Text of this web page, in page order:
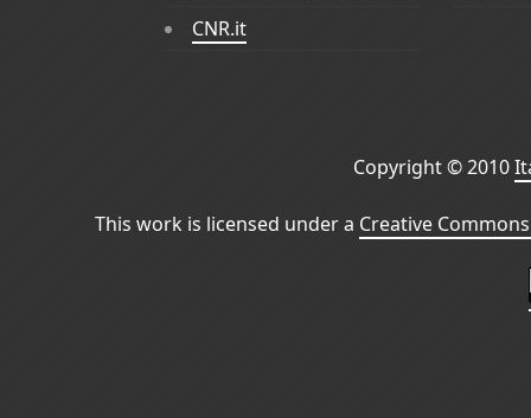
CNR.it
Copyright © 2010
This work is licensed under a Creative